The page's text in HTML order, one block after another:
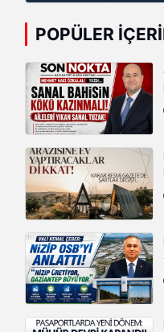
POPÜLER